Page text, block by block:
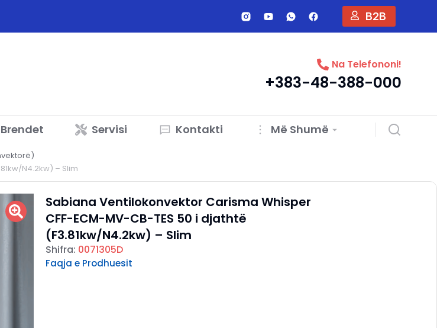
B2B
Na Telefononi!
+383-48-388-000
Brendet Servisi Kontakti Më Shumë
N4.2kw) – Slim
Sabiana Ventilokonvektor Carisma Whisper
CFF-ECM-MV-CB-TES 50 i djathtë
(F3.81kw/N4.2kw) – Slim
Shifra: 0071305D
Faqja e Prodhuesit